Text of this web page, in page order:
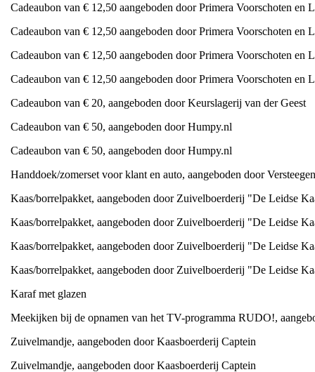
Cadeaubon van € 12,50 aangeboden door Primera Voorschoten en
Cadeaubon van € 12,50 aangeboden door Primera Voorschoten en
Cadeaubon van € 12,50 aangeboden door Primera Voorschoten en
Cadeaubon van € 12,50 aangeboden door Primera Voorschoten en
Cadeaubon van € 20, aangeboden door Keurslagerij van der Geest
Cadeaubon van € 50, aangeboden door Humpy.nl
Cadeaubon van € 50, aangeboden door Humpy.nl
Handdoek/zomerset voor klant en auto, aangeboden door
Kaas/borrelpakket, aangeboden door Zuivelboerderij "De Leidse
Kaas/borrelpakket, aangeboden door Zuivelboerderij "De Leidse
Kaas/borrelpakket, aangeboden door Zuivelboerderij "De Leidse
Kaas/borrelpakket, aangeboden door Zuivelboerderij "De Leidse
Karaf met glazen
Meekijken bij de opnamen van het TV-programma RUDO!,
Zuivelmandje, aangeboden door Kaasboerderij Captein
Zuivelmandje, aangeboden door Kaasboerderij Captein